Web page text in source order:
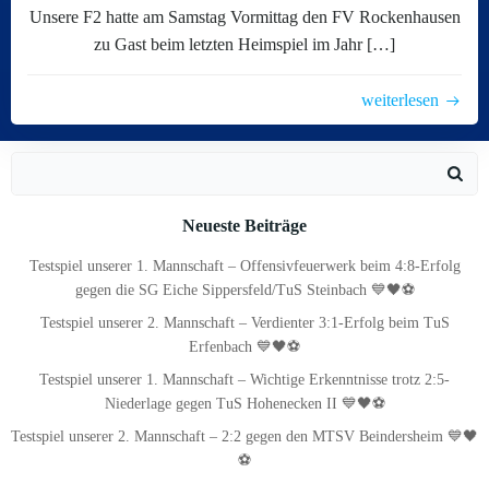
Unsere F2 hatte am Samstag Vormittag den FV Rockenhausen
zu Gast beim letzten Heimspiel im Jahr […]
weiterlesen
Neueste Beiträge
Testspiel unserer 1. Mannschaft – Offensivfeuerwerk beim 4:8-Erfolg
gegen die SG Eiche Sippersfeld/TuS Steinbach 💙🖤⚽
Testspiel unserer 2. Mannschaft – Verdienter 3:1-Erfolg beim TuS
Erfenbach 💙🖤⚽
Testspiel unserer 1. Mannschaft – Wichtige Erkenntnisse trotz 2:5-
Niederlage gegen TuS Hohenecken II 💙🖤⚽
Testspiel unserer 2. Mannschaft – 2:2 gegen den MTSV Beindersheim 💙🖤
⚽